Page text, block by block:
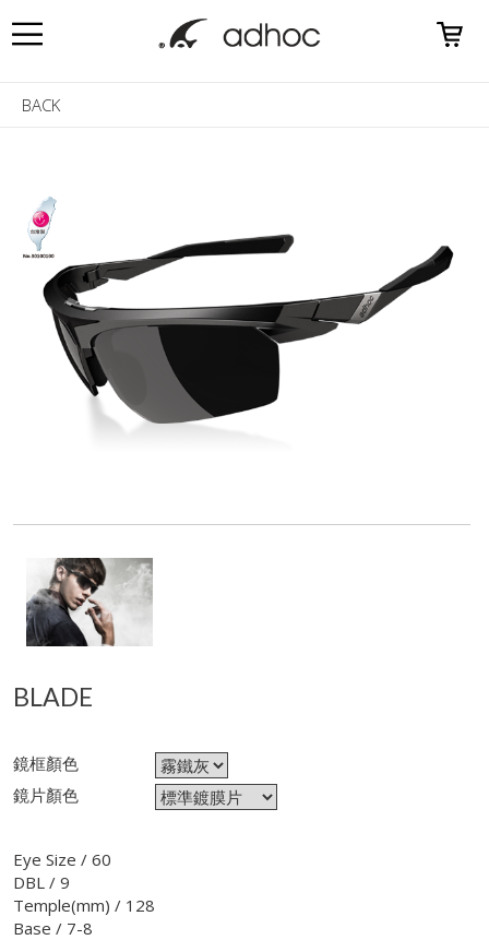
BACK
BLADE
鏡框顏色
鏡片顏色
Eye Size / 60
DBL / 9
Temple(mm) / 128
Base / 7-8